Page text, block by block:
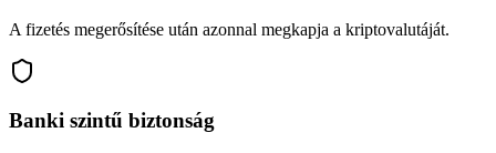
A fizetés megerősítése után azonnal megkapja a kriptovalutáját.
Banki szintű biztonság